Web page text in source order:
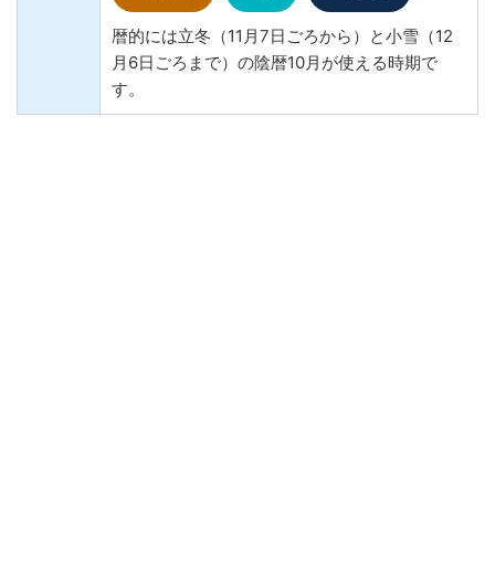
暦的には立冬（11月7日ごろから）と小雪（12
月6日ごろまで）の陰暦10月が使える時期で
す。